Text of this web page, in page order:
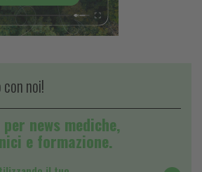
noi!
news mediche,
e formazione.